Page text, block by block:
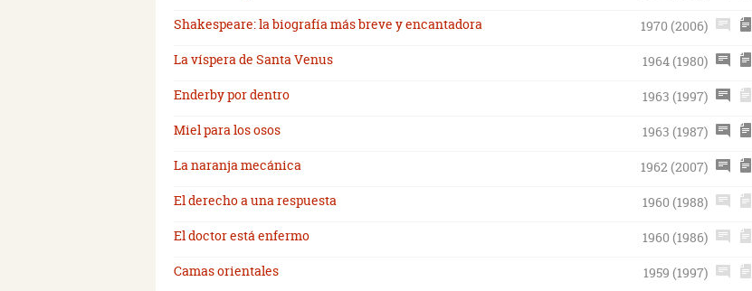
Shakespeare: la biografía más breve y encantadora
1970 (2006)
La víspera de Santa Venus
1964 (1980)
Enderby por dentro
1963 (1997)
Miel para los osos
1963 (1987)
La naranja mecánica
1962 (2007)
El derecho a una respuesta
1960 (1988)
El doctor está enfermo
1960 (1986)
Camas orientales
1959 (1997)